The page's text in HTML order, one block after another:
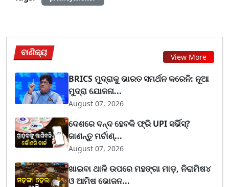
ବାଣିଜ୍ୟ View More
BRICS ମୁଦ୍ରାକୁ ଭାରତ ସମର୍ଥନ କରେନି: ନୂଆ
ମୁଦ୍ରା ଯୋଜନା...
August 07, 2026
ଦେଶରେ ବନ୍ଦ ହେବକି ଫ୍ରି UPI ସର୍ଭିସ୍?
ଜାଣନ୍ତୁ ମର୍ଚାଣ୍...
August 07, 2026
ଖାଇବା ଥାଳି ଉପରେ ମହଙ୍ଗା ମାଡ଼, ନିରାମିଷ୪
ଓ ଆମିଷ ଭୋଜନ...